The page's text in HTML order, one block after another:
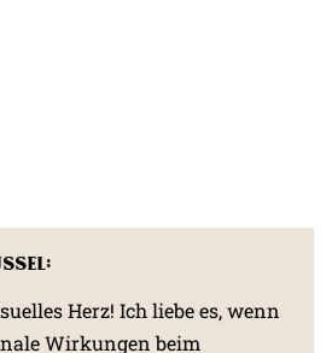
Herz! Ich liebe es, wenn
Wirkungen beim